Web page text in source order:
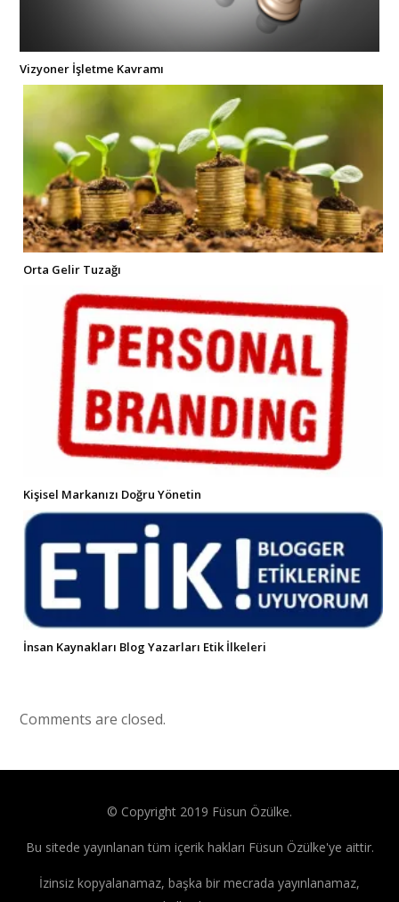
Vizyoner İşletme Kavramı
Orta Gelir Tuzağı
Kişisel Markanızı Doğru Yönetin
İnsan Kaynakları Blog Yazarları Etik İlkeleri
Comments are closed.
© Copyright 2019 Füsun Özülke.
Bu sitede yayınlanan tüm içerik hakları Füsun Özülke'ye aittir.
İzinsiz kopyalanamaz, başka bir mecrada yayınlanamaz,